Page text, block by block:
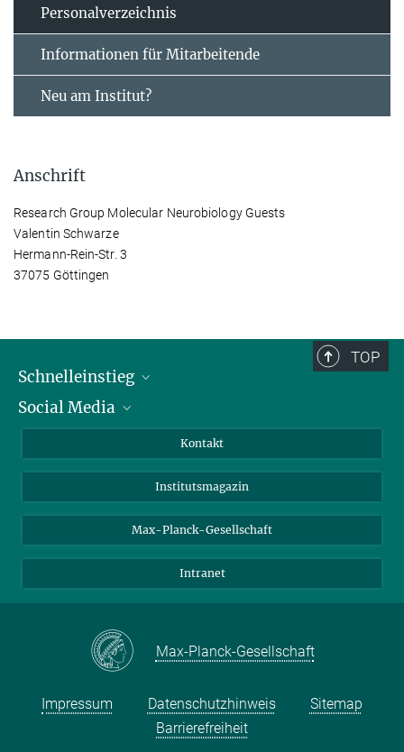
Personal­verzeichnis
Informationen für Mitarbeitende
Neu am Institut?
Anschrift
Research Group Molecular Neurobiology Guests
Valentin Schwarze
Hermann-Rein-Str. 3
37075 Göttingen
TOP
Schnelleinstieg
Alumni
Schulen
Studierende
Social Media
Facebook
YouTube
Kontakt
Institutsmagazin
Max-Planck-Gesellschaft
Intranet
Max-Planck-Gesellschaft
Impressum Datenschutzhinweis
Sitemap
Barrierefreiheit